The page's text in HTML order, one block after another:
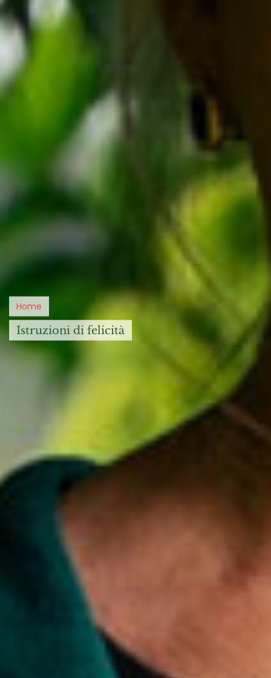
Home
istruzioni di felicità